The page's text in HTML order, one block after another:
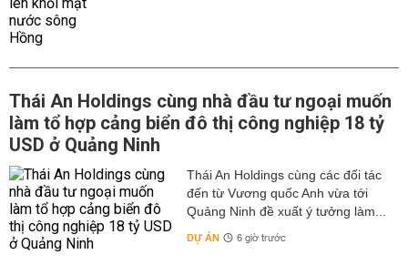
Thái An Holdings cùng nhà đầu tư ngoại muốn
làm tổ hợp cảng biển đô thị công nghiệp 18 tỷ
USD ở Quảng Ninh
Thái An Holdings cùng các đối tác
đến từ Vương quốc Anh vừa tới
Quảng Ninh đề xuất ý tưởng làm...
DỰ ÁN 6 giờ trước